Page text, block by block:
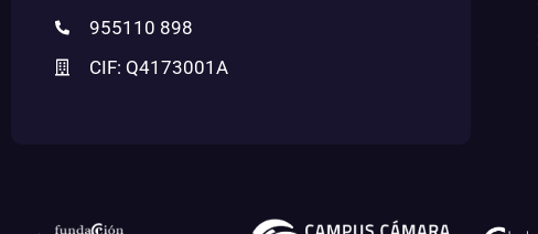
955110 898
CIF: Q4173001A